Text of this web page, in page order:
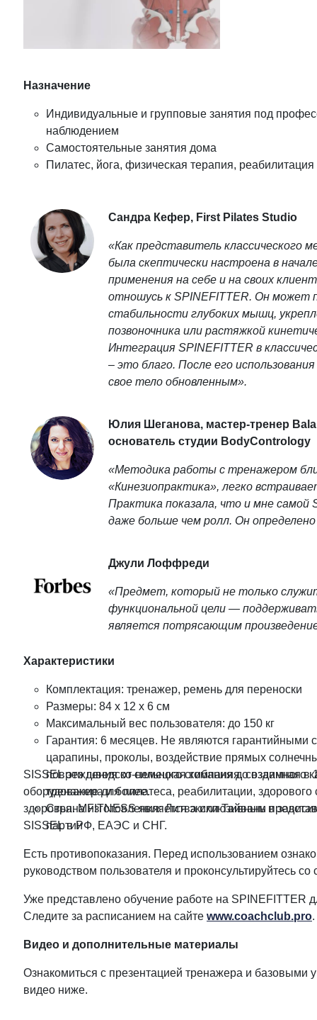
Назначение
Индивидуальные и групповые занятия под
наблюдением
Самостоятельные занятия дома
Пилатес, йога, физическая терапия, реабилитация
Сандра Кефер, First Pilates Studio
«Как представитель классического
была скептически настроена в
применения на себе и на своих
отношусь к SPINEFITTER. Он может
стабильности глубоких мышц,
позвоночника или растяжкой
Интеграция SPINEFITTER в
– это благо. После его
свое тело обновленным».
Юлия Шеганова, мастер-тренер
основатель студии BodyContrology
«Методика работы с тренажером
«Кинезиопрактика», легко
Практика показала, что и мне самой
даже больше чем ролл. Он
Джули Лоффреди
«Предмет, который не только
функциональной цели —
является потрясающим
Характеристики
Комплектация: тренажер, ремень для переноски
Размеры: 84 х 12 х 6 см
Максимальный вес пользователя: до 150 кг
Гарантия: 6 месяцев. Не являются гарантийными
царапины, проколы, воздействие прямых
повреждения от сильного сгибания до взаимного
тренажера и более.
Страна изготовления: Литва или Тайвань в
партии
SISSEL это шведско-немецкая компания, созданная в
оборудование для пилатеса, реабилитации, здорового
здоровья. MFITNESS является эксклюзивным
SISSEL в РФ, ЕАЭС и СНГ.
Есть противопоказания. Перед использованием
руководством пользователя и проконсультируйтесь со
Уже представлено обучение работе на SPINEFITTER
Следите за расписанием на сайте www.coachclub.pro.
Видео и дополнительные материалы
Ознакомиться с презентацией тренажера и
видео ниже.